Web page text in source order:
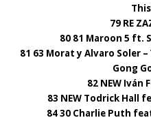
79 RE
80 81 Maroon 5 ft.
81 63 Morat y Alvaro Soler
Gong
82 NEW Iván
83 NEW Todrick Hall
84 30 Charlie Puth